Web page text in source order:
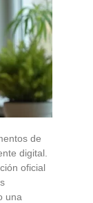
de
digital.
oficial
una